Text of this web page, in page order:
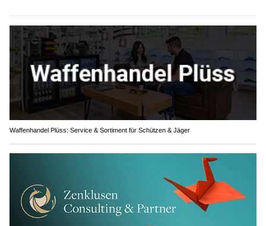
Waffenhandel Plüss: Service & Sortiment für Schützen & Jäger